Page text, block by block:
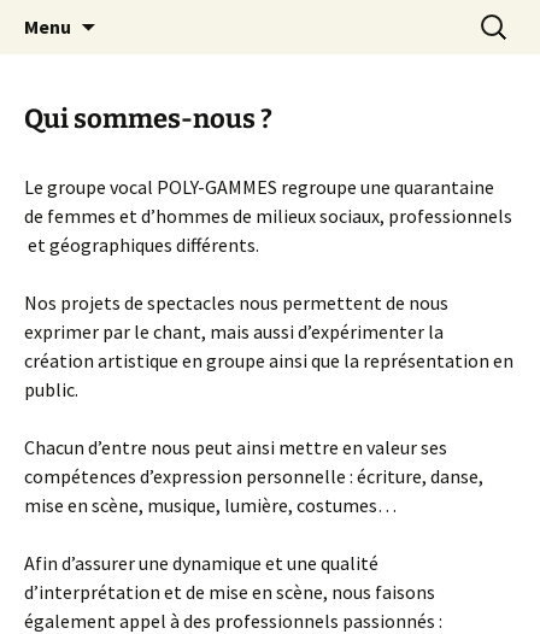
Groupe vocal "Poly-Gammes"
Bien plus qu'un choeur !
Menu
Qui sommes-nous ?
Le groupe vocal POLY-GAMMES regroupe une quarantaine
de femmes et d’hommes de milieux sociaux, professionnels
et géographiques différents.
Nos projets de spectacles nous permettent de nous
exprimer par le chant, mais aussi d’expérimenter la
création artistique en groupe ainsi que la représentation en
public.
Chacun d’entre nous peut ainsi mettre en valeur ses
compétences d’expression personnelle : écriture, danse,
mise en scène, musique, lumière, costumes…
Afin d’assurer une dynamique et une qualité
d’interprétation et de mise en scène, nous faisons
également appel à des professionnels passionnés :